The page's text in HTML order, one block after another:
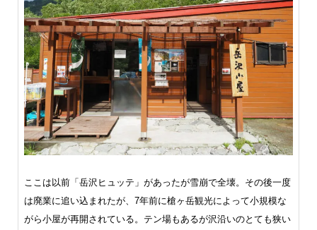
ここは以前「岳沢ヒュッテ」があったが雪崩で全壊。その後一度
は廃業に追い込まれたが、7年前に槍ヶ岳観光によって小規模な
がら小屋が再開されている。テン場もあるが沢沿いのとても狭い